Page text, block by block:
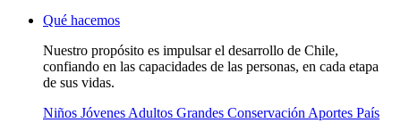
Qué hacemos
Nuestro propósito es impulsar el desarrollo de Chile,
confiando en las capacidades de las personas, en cada etapa
de sus vidas.
Niños Jóvenes Adultos Grandes Conservación Aportes País